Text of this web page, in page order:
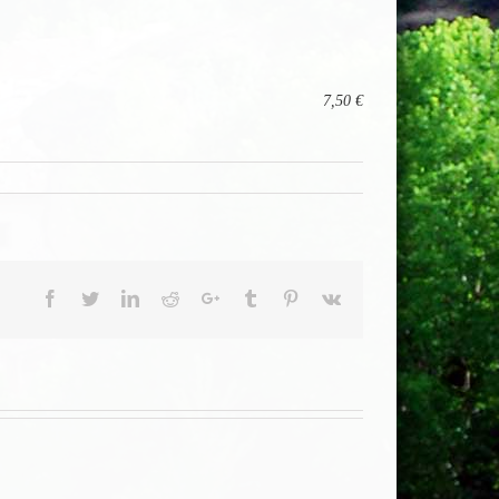
7,50 €
Facebook
TwitterLinkedIn
RedditGoogle+Tumblr Pinterest
Vk